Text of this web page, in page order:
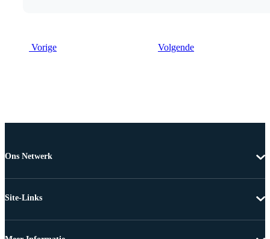
Vorige Volgende
Ons Netwerk
Site-Links